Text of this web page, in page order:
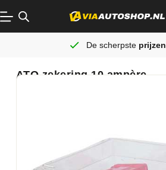
De scherpste prijzen
ATO zekering 10 ampère